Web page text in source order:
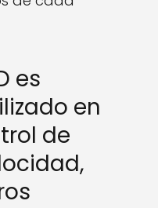
es
en
de